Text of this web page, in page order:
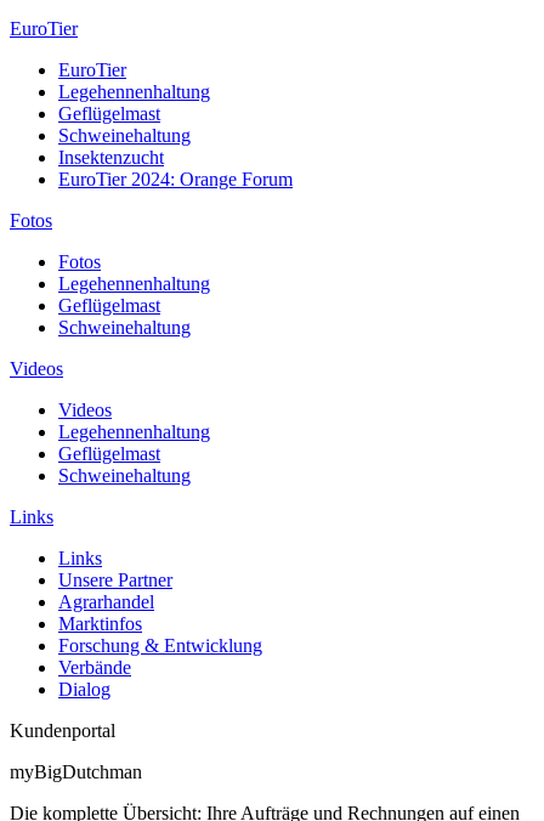
EuroTier
EuroTier
Legehennenhaltung
Geflügelmast
Schweinehaltung
Insektenzucht
EuroTier 2024: Orange Forum
Fotos
Fotos
Legehennenhaltung
Geflügelmast
Schweinehaltung
Videos
Videos
Legehennenhaltung
Geflügelmast
Schweinehaltung
Links
Links
Unsere Partner
Agrarhandel
Marktinfos
Forschung & Entwicklung
Verbände
Dialog
Kundenportal
myBigDutchman
Die komplette Übersicht: Ihre Aufträge und Rechnungen auf einen